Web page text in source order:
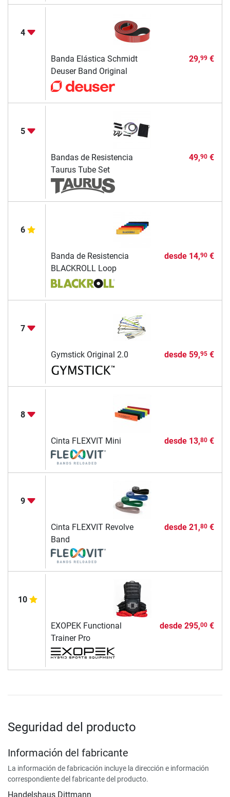
4
Banda Elástica Schmidt
Deuser Band Original
29,99€
5
Bandas de Resistencia
Taurus Tube Set
49,90€
6
Banda de Resistencia
BLACKROLL Loop
desde 14,90€
7
Gymstick Original 2.0 desde 59,95€
8
Cinta FLEXVIT Mini desde 13,80€
9
Cinta FLEXVIT Revolve
Band
desde 21,80€
10
EXOPEK Functional
Trainer Pro
desde 295,00€
Seguridad del producto
Información del fabricante
La información de fabricación incluye la dirección e información
correspondiente del fabricante del producto.
Handelshaus Dittmann